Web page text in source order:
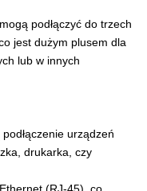
podłączyć do trzech
jest dużym plusem dla
lub w innych
urządzeń
drukarka, czy
(RJ-45), co